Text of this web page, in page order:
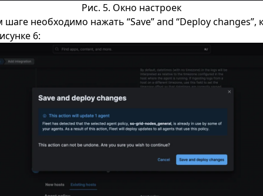
Рис. 5. Окно настроек
необходимо нажать “Save” and “Deploy changes”,
6: